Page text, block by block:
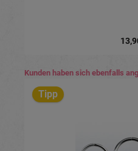
Produktgalerie überspringen
Kunden haben sich ebenfalls
Tipp